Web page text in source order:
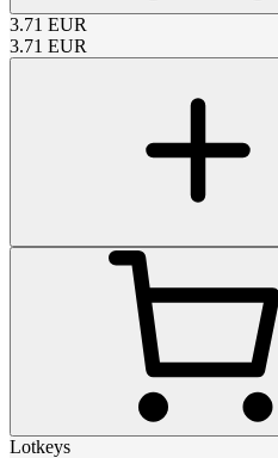
3.71 EUR
3.71 EUR
Lotkeys